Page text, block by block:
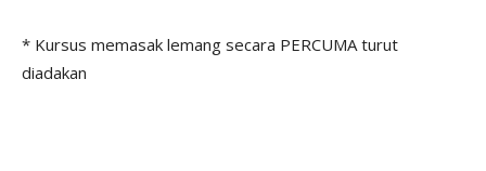
* Kursus memasak lemang secara PERCUMA turut
diadakan